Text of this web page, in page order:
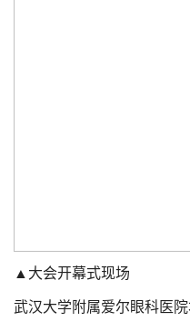
▲大会开幕式现场
武汉大学附属爱尔眼科医